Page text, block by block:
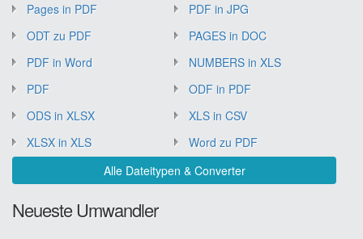
Pages in PDF
PDF in JPG
ODT zu PDF
PAGES in DOC
PDF in Word
NUMBERS in XLS
PDF
ODF in PDF
ODS in XLSX
XLS in CSV
XLSX in XLS
Word zu PDF
Alle Dateitypen & Converter
Neueste Umwandler